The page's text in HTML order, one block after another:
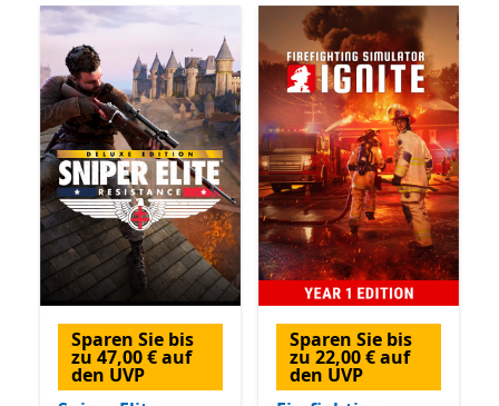
Sparen Sie bis
zu 47,00 € auf
den UVP
Sparen Sie bis
zu 22,00 € auf
den UVP